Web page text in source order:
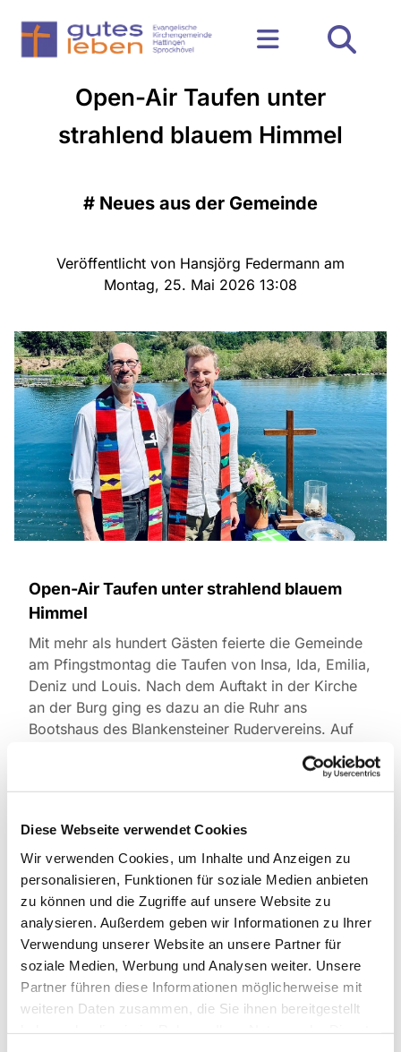
Diese Webseite verwendet Cookies
Wir verwenden Cookies, um Inhalte und Anzeigen zu
personalisieren, Funktionen für soziale Medien anbieten
zu können und die Zugriffe auf unsere Website zu
analysieren. Außerdem geben wir Informationen zu Ihrer
Verwendung unserer Website an unsere Partner für
soziale Medien, Werbung und Analysen weiter. Unsere
Partner führen diese Informationen möglicherweise mit
weiteren Daten zusammen, die Sie ihnen bereitgestellt
Open-Air Taufen unter
strahlend blauem Himmel
# Neues aus der Gemeinde
Veröffentlicht von Hansjörg Federmann am
Montag, 25. Mai 2026 13:08
Open-Air Taufen unter strahlend blauem
Himmel
Mit mehr als hundert Gästen feierte die Gemeinde
am Pfingstmontag die Taufen von Insa, Ida, Emilia,
Deniz und Louis. Nach dem Auftakt in der Kirche
an der Burg ging es dazu an die Ruhr ans
Bootshaus des Blankensteiner Rudervereins. Auf
dem Steg wurden die fünf Kinder getauft, das
Wasser dazu aus der Ruhr geschöpft. Bei bestem
Wetter feierten Familien, Gäste und Gemeinde
nur in den mitreißenden Liedern etwas von Gottes
Geist, der jetzt auch die fünf Getauften erfüllt.Hier
geht's zur Fotostrecke und Reportage des
Ruhrkanals. Ein weiterer Open-Air-Taufgottesdienst
fand am Paasbach in Sprockhövel statt.